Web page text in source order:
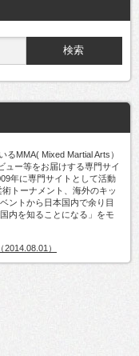
MMA( Mixed Martial Arts）
ュー等をお届けする専門サイ
年に専門サイトとして活動
トーナメント、海外のキッ
ントから日本国内で余り目
内を知ることになる」をモ
）